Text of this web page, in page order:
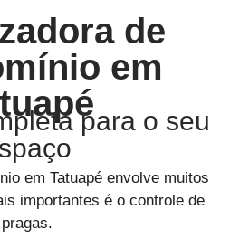
de
em
para o seu
em Tatuapé envolve muitos
importantes é o controle de
pragas.